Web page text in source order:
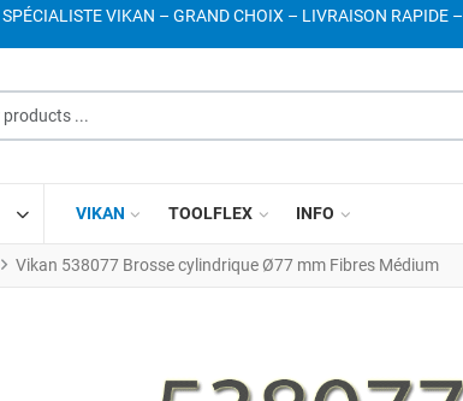
SPÉCIALISTE VIKAN – GRAND CHOIX – LIVRAISON RAPIDE –
VIKAN TOOLFLEX INFO
Vikan 538077 Brosse cylindrique Ø77 mm Fibres Médium